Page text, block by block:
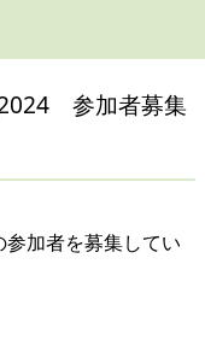
2024 参加者募集
加者を募集してい